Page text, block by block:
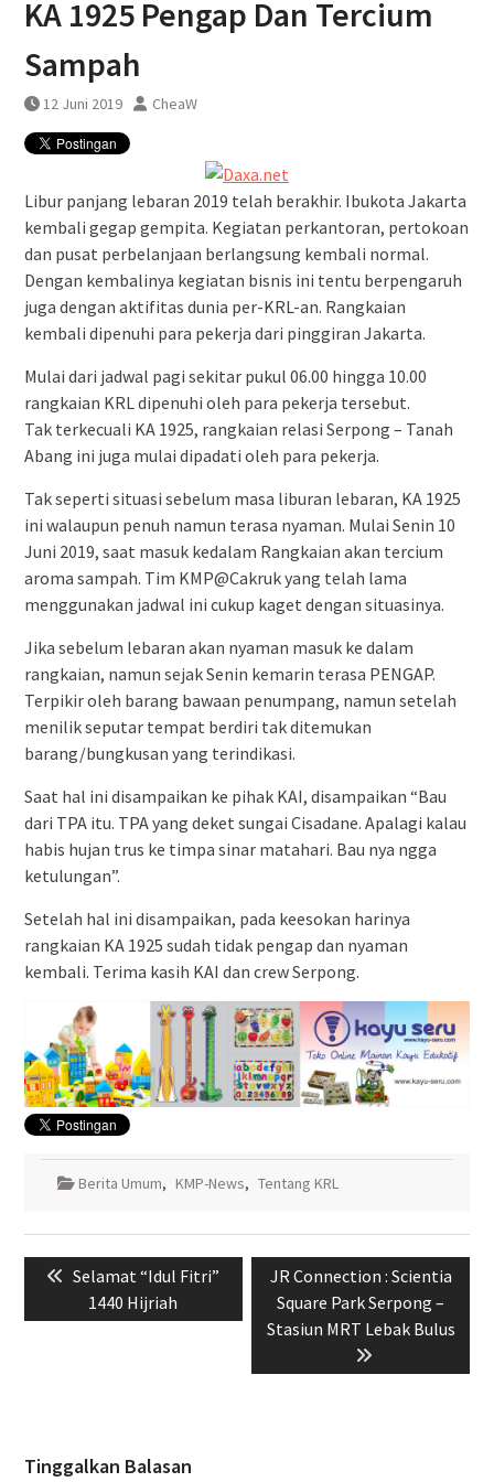
Pembatalan sementara
KA 1925 Pengap Dan Tercium
Sampah
12 Juni 2019 CheaW
Libur panjang lebaran 2019 telah berakhir. Ibukota Jakarta
kembali gegap gempita. Kegiatan perkantoran, pertokoan
dan pusat perbelanjaan berlangsung kembali normal.
Dengan kembalinya kegiatan bisnis ini tentu berpengaruh
juga dengan aktifitas dunia per-KRL-an. Rangkaian
kembali dipenuhi para pekerja dari pinggiran Jakarta.
Mulai dari jadwal pagi sekitar pukul 06.00 hingga 10.00
rangkaian KRL dipenuhi oleh para pekerja tersebut.
Tak terkecuali KA 1925, rangkaian relasi Serpong – Tanah
Abang ini juga mulai dipadati oleh para pekerja.
Tak seperti situasi sebelum masa liburan lebaran, KA 1925
ini walaupun penuh namun terasa nyaman. Mulai Senin 10
Juni 2019, saat masuk kedalam Rangkaian akan tercium
aroma sampah. Tim KMP@Cakruk yang telah lama
menggunakan jadwal ini cukup kaget dengan situasinya.
Jika sebelum lebaran akan nyaman masuk ke dalam
rangkaian, namun sejak Senin kemarin terasa PENGAP.
Terpikir oleh barang bawaan penumpang, namun setelah
menilik seputar tempat berdiri tak ditemukan
barang/bungkusan yang terindikasi.
Saat hal ini disampaikan ke pihak KAI, disampaikan “Bau
dari TPA itu. TPA yang deket sungai Cisadane. Apalagi kalau
habis hujan trus ke timpa sinar matahari. Bau nya ngga
ketulungan”.
Setelah hal ini disampaikan, pada keesokan harinya
rangkaian KA 1925 sudah tidak pengap dan nyaman
kembali. Terima kasih KAI dan crew Serpong.
Berita Umum, KMP-News, Tentang KRL
Navigasi
pos
Previous
post:
Selamat “Idul Fitri”
1440 Hijriah
Next
post:
JR Connection : Scientia
Square Park Serpong –
Stasiun MRT Lebak Bulus
Tinggalkan Balasan